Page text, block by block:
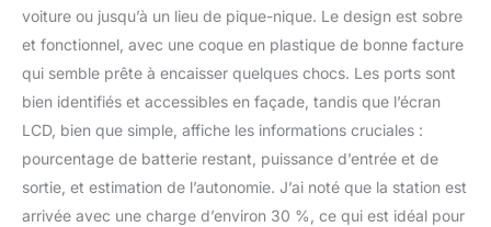
voiture ou jusqu’à un lieu de pique-nique. Le design est sobre
et fonctionnel, avec une coque en plastique de bonne facture
qui semble prête à encaisser quelques chocs. Les ports sont
bien identifiés et accessibles en façade, tandis que l’écran
LCD, bien que simple, affiche les informations cruciales :
pourcentage de batterie restant, puissance d’entrée et de
sortie, et estimation de l’autonomie. J’ai noté que la station est
arrivée avec une charge d’environ 30 %, ce qui est idéal pour